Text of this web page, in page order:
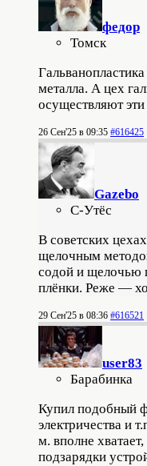
федор
Томск
металла. А цех
осуществляют
26 Сен'25 в 09:35 #616425
Gazebo
С-Утёс
В советских
щелочным
содой и щелочью
плёнки. Реже —
29 Сен'25 в 08:36 #616521
user83
Барабинка
Купил подобный
электричества и
м. вполне
подзарядки